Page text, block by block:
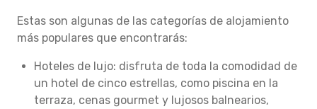
Estas son algunas de las categorías de alojamiento
más populares que encontrarás:
Hoteles de lujo: disfruta de toda la comodidad de
un hotel de cinco estrellas, como piscina en la
terraza, cenas gourmet y lujosos balnearios,